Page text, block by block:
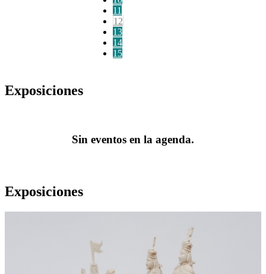
11
12
13
14
15
Exposiciones
Sin eventos en la agenda.
Exposiciones